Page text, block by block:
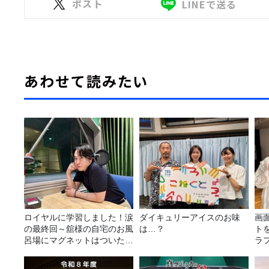
ポスト LINEで送る
あわせて読みたい
ロイヤルに学習しました！涙
の最終回～舘様の自宅のお風
呂場にマグネットはついたの
ダイキュリーアイスのお味
は…？
画
ト
ラ